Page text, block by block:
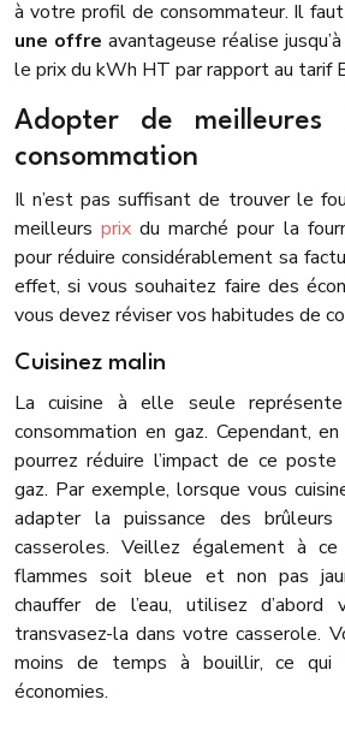
à votre profil de consommateur. Il
une offre avantageuse réalise
le prix du kWh HT par rapport au tarif
Adopter de meilleures
consommation
Il n’est pas suffisant de trouver le
meilleursprix du marché pour la
pour réduire considérablement sa
effet, si vous souhaitez faire des
vous devez réviser vos habitudes de
Cuisinez malin
La cuisine à elle seule
consommation en gaz. Cependant,
pourrez réduire l’impact de ce
gaz. Par exemple, lorsque vous
adapter la puissance des
casseroles. Veillez également à
flammes soit bleue et non pas
chauffer de l’eau, utilisez d’abord
transvasez-la dans votre casserole.
moins de temps à bouillir, ce qui
économies.